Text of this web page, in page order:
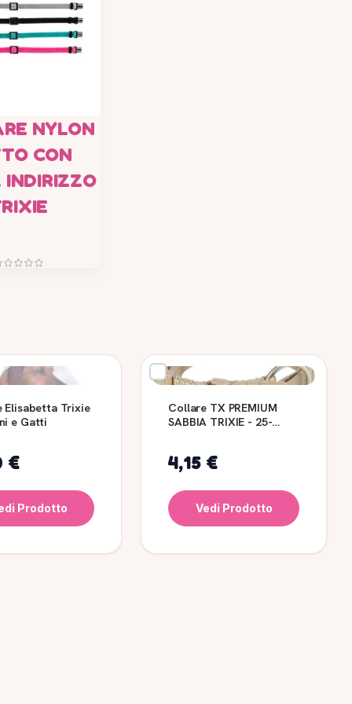
NYLON
CON
INDIRIZZO
Elisabetta Trixie
e Gatti
€
Prodotto
Collare TX PREMIUM
SABBIA TRIXIE - 25-
4,15 €
Vedi Prodotto